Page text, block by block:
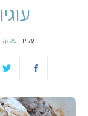
על ידי פסקל